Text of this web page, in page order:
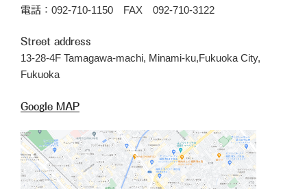
電話： 092-710-1150 FAX 092-710-3122
Street address
13-28-4F Tamagawa-machi, Minami-ku,Fukuoka City,
Fukuoka
Google MAP